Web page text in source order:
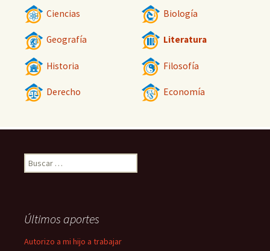
Ciencias Biología
Geografía Literatura
Historia Filosofía
Derecho Economía
Buscar:
Últimos aportes
Autorizo a mi hijo a trabajar